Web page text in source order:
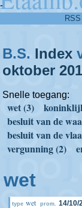
-
RSS
B.S. Index
oktober
Snelle toegang:
wet (3)
besluit van de
besluit van de
vergunning (2)
wet
type wet prom. 14/10/